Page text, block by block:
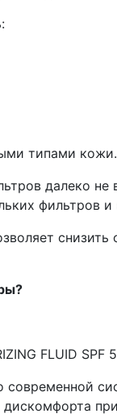
типами кожи.
далеко
фильтров
FLUID
дискомфорта